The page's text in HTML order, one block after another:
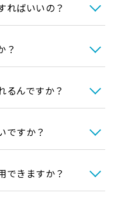
ればいいの？
？
るんですか？
ですか？
できますか？